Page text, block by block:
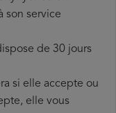
son service
de 30 jours
si elle accepte ou
elle vous